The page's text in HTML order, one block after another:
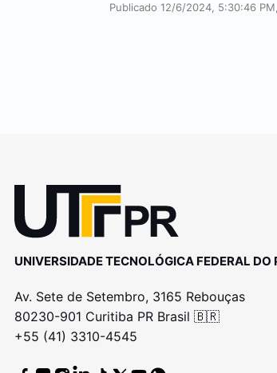
Publicado 12/6/2024, 5:30:46
UNIVERSIDADE TECNOLÓGICA FEDERAL DO
Av. Sete de Setembro, 3165 Rebouças
80230-901 Curitiba PR Brasil 🇧🇷
+55 (41) 3310-4545